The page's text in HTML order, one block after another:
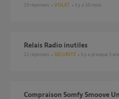
19 réponses VOLET il y a 10 mois
Relais Radio inutiles
12 réponses SÉCURITÉ il y a presque 3 ans
Compraison Somfy Smoove